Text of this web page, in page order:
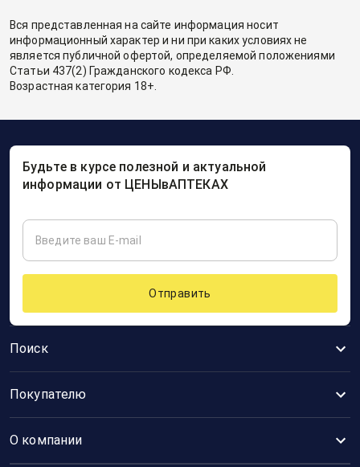
Вся представленная на сайте информация носит
информационный характер и ни при каких условиях не
является публичной офертой, определяемой положениями
Статьи 437(2) Гражданского кодекса РФ.
Возрастная категория 18+.
Поиск
Покупателю
О компании
Будьте в курсе полезной и актуальной
информации от ЦЕНЫвАПТЕКАХ
Отправить